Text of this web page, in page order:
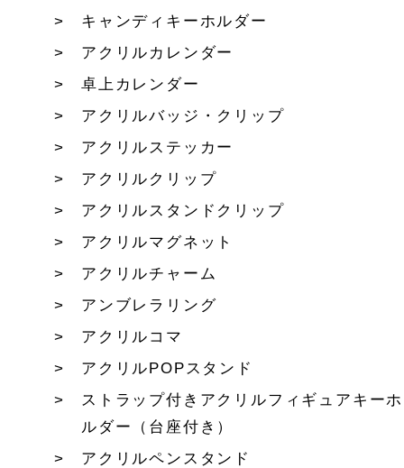
キャンディキーホルダー
アクリルカレンダー
卓上カレンダー
アクリルバッジ・クリップ
アクリルステッカー
アクリルクリップ
アクリルスタンドクリップ
アクリルマグネット
アクリルチャーム
アンブレラリング
アクリルコマ
アクリルPOPスタンド
ストラップ付きアクリルフィギュアキーホ
ルダー（台座付き）
アクリルペンスタンド